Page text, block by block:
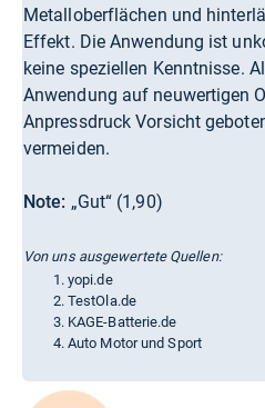
Metalloberflächen und
Effekt. Die Anwendung ist
keine speziellen Kenntnisse.
Anwendung auf neuwertigen
Anpressdruck Vorsicht
vermeiden.
Note: „Gut“ (1,90)
Von uns ausgewertete Quellen:
yopi.de
TestOla.de
KAGE-Batterie.de
Auto Motor und Sport